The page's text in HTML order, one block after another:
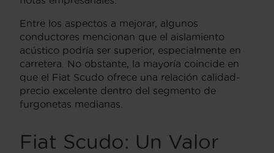
Entre los aspectos a mejorar, algunos
conductores mencionan que el aislamiento
acústico podría ser superior, especialmente en
carretera. No obstante, la mayoría coincide en
que el Fiat Scudo ofrece una relación calidad-
precio excelente dentro del segmento de
furgonetas medianas.
Fiat Scudo: Un Valor